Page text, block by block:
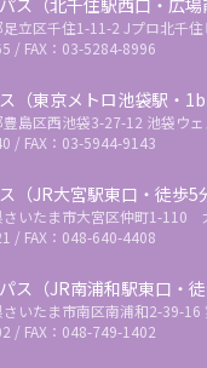
足立区千住1-11-2 Jプロ北千
/ FAX：03-5284-8996
（東京メトロ池袋駅・1b
豊島区西池袋3-27-12 池袋ウ
/ FAX：03-5944-9143
（JR大宮駅東口・徒歩5
さいたま市大宮区仲町1-110
/ FAX：048-640-4408
ス（JR南浦和駅東口・徒
いたま市南区南浦和2-39-16
/ FAX：048-749-1402